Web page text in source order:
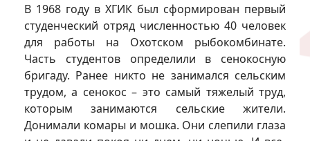
B 1968 году в ХГИК был сформирован первый
студенческий отряд численностью 40 человек
для работы на Охотском рыбокомбинате.
Часть студентов определили в сенокосную
бригаду. Ранее никто не занимался сельским
трудом, а сенокос – это самый тяжелый труд,
которым занимаются сельские жители.
Донимали комары и мошка. Они слепили глаза